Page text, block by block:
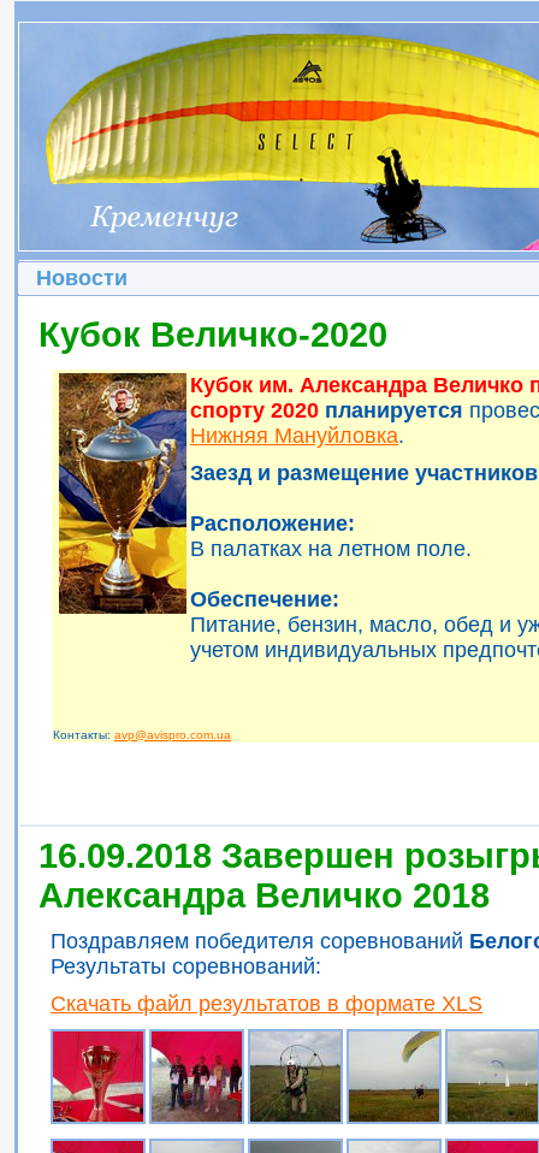
Новости
Кубок Величко-2020
Кубок им. Александра Величко
спорту 2020 планируется
Нижняя Мануйловка.
Заезд и размещение
Расположение:
В палатках на летном поле.
Обеспечение:
Питание, бензин, масло, обед и
учетом индивидуальных
Контакты: avp@avispro.com.ua
16.09.2018 Завершен
Александра Величко 2018
Поздравляем победителя соревнований
Результаты соревнований:
Скачать файл результатов в формате XLS